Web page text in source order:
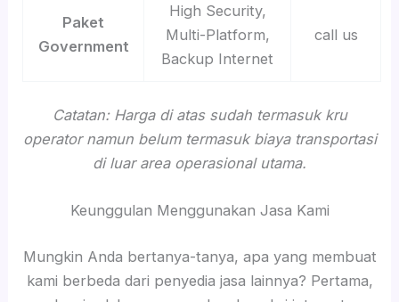
Paket
Government
High Security,
Multi-Platform,
Backup Internet
call us
Catatan: Harga di atas sudah termasuk kru
operator namun belum termasuk biaya transportasi
di luar area operasional utama.
Keunggulan Menggunakan Jasa Kami
Mungkin Anda bertanya-tanya, apa yang membuat
kami berbeda dari penyedia jasa lainnya? Pertama,